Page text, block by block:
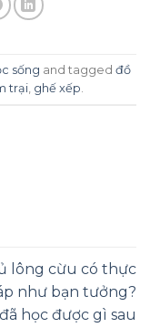
sống and tagged đồ
trại ghế xếp
lông cừu có thực
như bạn tưởng?
học được gì sau